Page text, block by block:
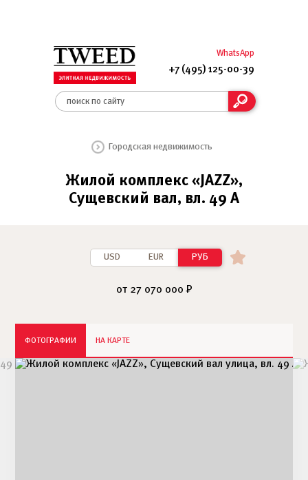
WhatsApp
+7 (495) 125-00-39
Городская недвижимость
Жилой комплекс «JAZZ»,
Сущевский вал, вл. 49 А
USD EUR РУБ
от 27 070 000 ₽
ФОТОГРАФИИ НА КАРТЕ